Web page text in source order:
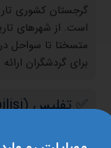
گرجستان کشوری
است. از شهرهای
متسختا تا سواحل
برای گردشگران
✅ تفلیس (Tbilisi)